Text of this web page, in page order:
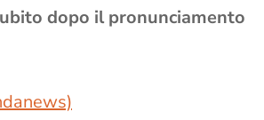
dopo il pronunciamento